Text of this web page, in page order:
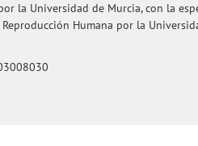
la Universidad de Murcia, con la
Humana por la